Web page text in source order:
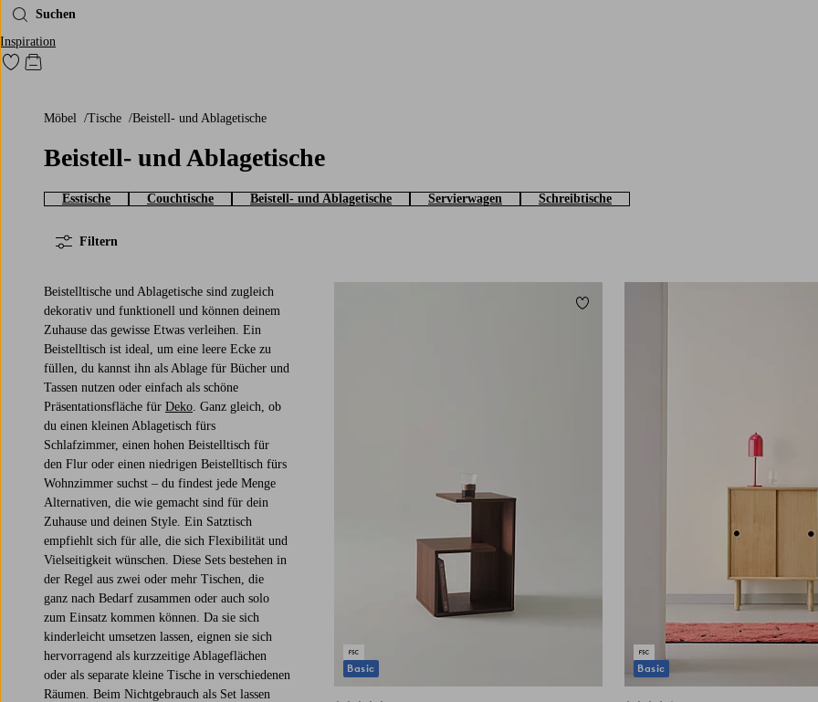
Suchen
Inspiration
Zu den als Favoriten markierten Produkten gehen
Zum Warenkorb
Möbel Tische Beistell- und Ablagetische
Beistell- und Ablagetische
Esstische Couchtische Beistell- und Ablagetische Servierwagen Schreibtische
Filtern
Beistelltische und Ablagetische sind zugleich
dekorativ und funktionell und können deinem
Zuhause das gewisse Etwas verleihen. Ein
Beistelltisch ist ideal, um eine leere Ecke zu
füllen, du kannst ihn als Ablage für Bücher und
Tassen nutzen oder einfach als schöne
Präsentationsfläche für Deko . Ganz gleich, ob
du einen kleinen Ablagetisch fürs
Schlafzimmer, einen hohen Beistelltisch für
den Flur oder einen niedrigen Beistelltisch fürs
Wohnzimmer suchst – du findest jede Menge
Alternativen, die wie gemacht sind für dein
Zuhause und deinen Style. Ein Satztisch
empfiehlt sich für alle, die sich Flexibilität und
Vielseitigkeit wünschen. Diese Sets bestehen in
der Regel aus zwei oder mehr Tischen, die
ganz nach Bedarf zusammen oder auch solo
zum Einsatz kommen können. Da sie sich
kinderleicht umsetzen lassen, eignen sie sich
hervorragend als kurzzeitige Ablageflächen
oder als separate kleine Tische in verschiedenen
Räumen. Beim Nichtgebrauch als Set lassen
Basic
Zu Favoriten hinzufügen
Basic